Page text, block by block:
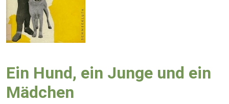
Ein Hund, ein Junge und ein
Mädchen